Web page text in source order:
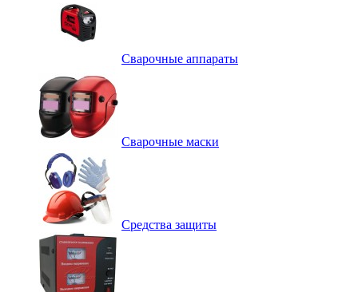
Сварочные аппараты
Сварочные маски
Средства защиты